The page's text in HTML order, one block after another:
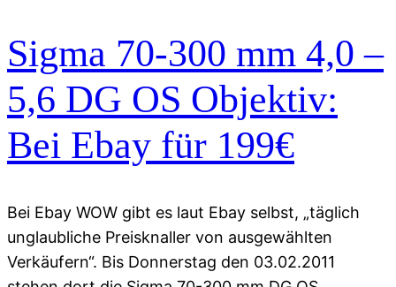
Sigma 70-300 mm 4,0 –
5,6 DG OS Objektiv:
Bei Ebay für 199€
Bei Ebay WOW gibt es laut Ebay selbst, „täglich
unglaubliche Preisknaller von ausgewählten
Verkäufern“. Bis Donnerstag den 03.02.2011